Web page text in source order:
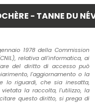
1978 della Commission
relativa all'informatica, ai
del diritto di accesso può
l'aggiornamento o la
lo riguardi, che sia inesatta,
la raccolta, l'utilizzo, la
questo diritto, si prega di